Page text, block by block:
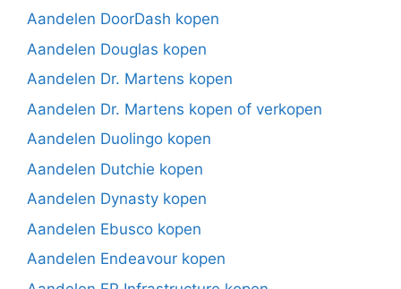
Aandelen DoorDash kopen
Aandelen Douglas kopen
Aandelen Dr. Martens kopen
Aandelen Dr. Martens kopen of verkopen
Aandelen Duolingo kopen
Aandelen Dutchie kopen
Aandelen Dynasty kopen
Aandelen Ebusco kopen
Aandelen Endeavour kopen